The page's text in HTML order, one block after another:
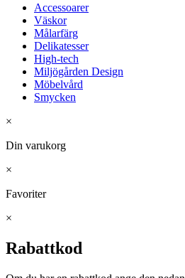
Accessoarer
Väskor
Målarfärg
Delikatesser
High-tech
Miljögården Design
Möbelvård
Smycken
×
Din varukorg
×
Favoriter
×
Rabattkod